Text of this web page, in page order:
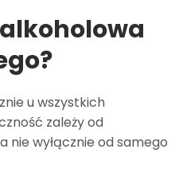
u wszystkich
zależy od
nie wyłącznie od samego